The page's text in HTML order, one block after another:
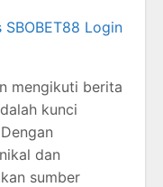
Login
mengikuti berita
kunci
dan
sumber